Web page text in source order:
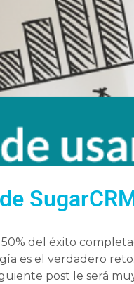
del éxito
es el verdadero
post le será